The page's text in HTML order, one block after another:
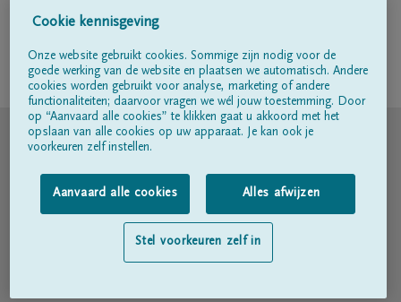
Volg ons op
© DELA
Gebruiksvoorwaarden
Privacyverklaring
Toegankelijkheidsverklaring
Cookie kennisgeving
Onze website gebruikt cookies. Sommige zijn nodig voor de
goede werking van de website en plaatsen we automatisch. Andere
cookies worden gebruikt voor analyse, marketing of andere
functionaliteiten; daarvoor vragen we wél jouw toestemming. Door
op “Aanvaard alle cookies” te klikken gaat u akkoord met het
opslaan van alle cookies op uw apparaat. Je kan ook je
voorkeuren zelf instellen.
Aanvaard alle cookies Alles afwijzen
Stel voorkeuren zelf in